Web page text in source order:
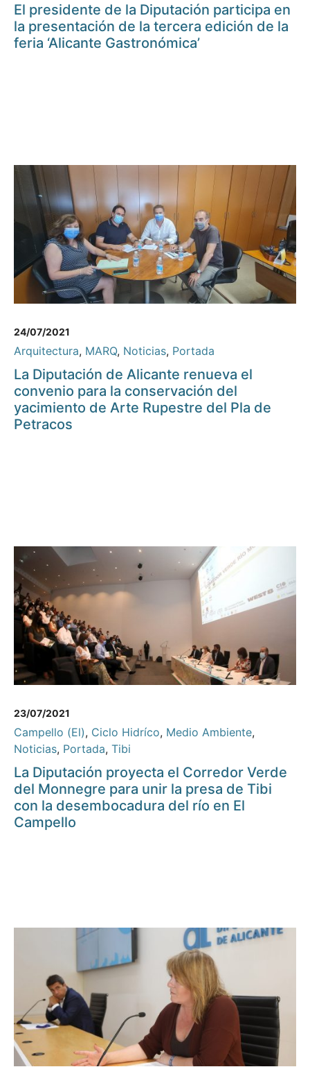
El presidente de la Diputación participa en
la presentación de la tercera edición de la
feria ‘Alicante Gastronómica’
24/07/2021
Arquitectura, MARQ, Noticias, Portada
La Diputación de Alicante renueva el
convenio para la conservación del
yacimiento de Arte Rupestre del Pla de
Petracos
23/07/2021
Campello (El), Ciclo Hidríco, Medio Ambiente,
Noticias, Portada, Tibi
La Diputación proyecta el Corredor Verde
del Monnegre para unir la presa de Tibi
con la desembocadura del río en El
Campello